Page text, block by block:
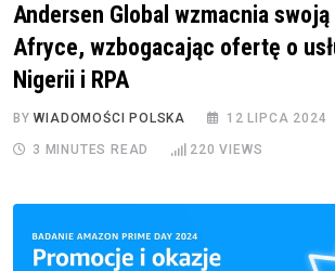
Andersen Global wzmacnia
Afryce, wzbogacając ofertę o
Nigerii i RPA
BYWIADOMOŚCI POLSKA 12 LIPCA 2024
3 MINUTES READ 220 VIEWS